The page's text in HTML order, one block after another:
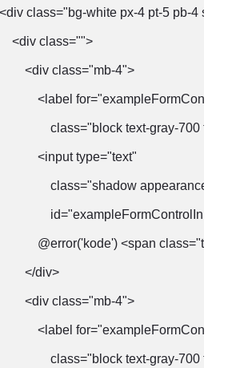
white px-4 pt-5 pb-4 sm:p-
4">
text-gray-700 text-sm
type="text"
appearance-none border
<span class="text-red-
4">
text-gray-700 text-sm